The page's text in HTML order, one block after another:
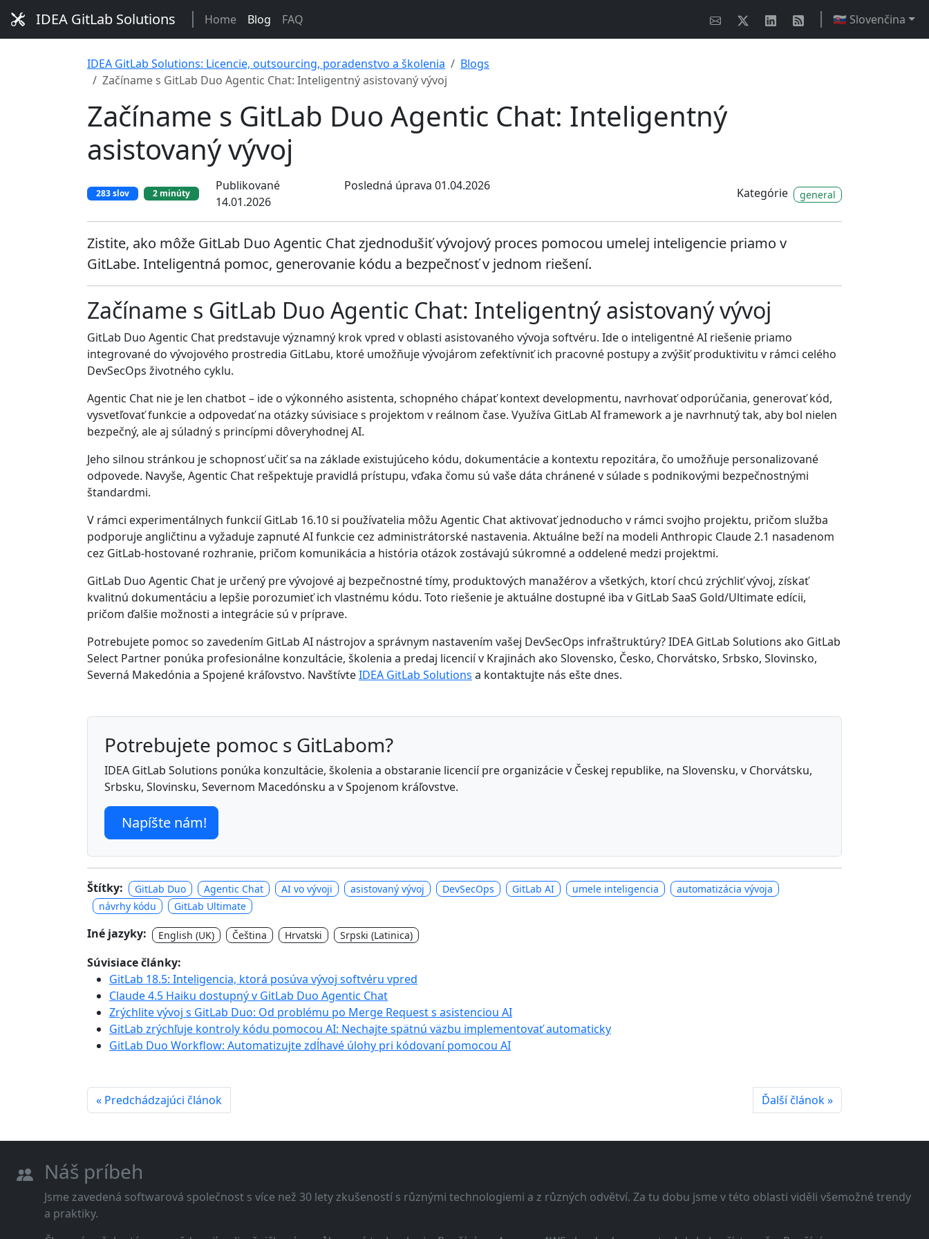
IDEA GitLab Solutions Home Blog FAQ 🇸🇰 Slovenčina
IDEA GitLab Solutions: Licencie, outsourcing, poradenstvo a školenia
Blogs
Začíname s GitLab Duo Agentic Chat: Inteligentný asistovaný vývoj
Začíname s GitLab Duo Agentic Chat: Inteligentný
asistovaný vývoj
283 slov 2 minúty
Publikované
14.01.2026
Posledná úprava 01.04.2026
Kategórie general
Zistite, ako môže GitLab Duo Agentic Chat zjednodušiť vývojový proces pomocou umelej inteligencie priamo v
GitLabe. Inteligentná pomoc, generovanie kódu a bezpečnosť v jednom riešení.
Začíname s GitLab Duo Agentic Chat: Inteligentný asistovaný vývoj
GitLab Duo Agentic Chat predstavuje významný krok vpred v oblasti asistovaného vývoja softvéru. Ide o inteligentné AI riešenie priamo
integrované do vývojového prostredia GitLabu, ktoré umožňuje vývojárom zefektívniť ich pracovné postupy a zvýšiť produktivitu v rámci celého
DevSecOps životného cyklu.
Agentic Chat nie je len chatbot – ide o výkonného asistenta, schopného chápať kontext developmentu, navrhovať odporúčania, generovať kód,
vysvetľovať funkcie a odpovedať na otázky súvisiace s projektom v reálnom čase. Využíva GitLab AI framework a je navrhnutý tak, aby bol nielen
bezpečný, ale aj súladný s princípmi dôveryhodnej AI.
Jeho silnou stránkou je schopnosť učiť sa na základe existujúceho kódu, dokumentácie a kontextu repozitára, čo umožňuje personalizované
odpovede. Navyše, Agentic Chat rešpektuje pravidlá prístupu, vďaka čomu sú vaše dáta chránené v súlade s podnikovými bezpečnostnými
štandardmi.
V rámci experimentálnych funkcií GitLab 16.10 si používatelia môžu Agentic Chat aktivovať jednoducho v rámci svojho projektu, pričom služba
podporuje angličtinu a vyžaduje zapnuté AI funkcie cez administrátorské nastavenia. Aktuálne beží na modeli Anthropic Claude 2.1 nasadenom
cez GitLab-hostované rozhranie, pričom komunikácia a história otázok zostávajú súkromné a oddelené medzi projektmi.
GitLab Duo Agentic Chat je určený pre vývojové aj bezpečnostné tímy, produktových manažérov a všetkých, ktorí chcú zrýchliť vývoj, získať
kvalitnú dokumentáciu a lepšie porozumieť ich vlastnému kódu. Toto riešenie je aktuálne dostupné iba v GitLab SaaS Gold/Ultimate edícii,
pričom ďalšie možnosti a integrácie sú v príprave.
Potrebujete pomoc so zavedením GitLab AI nástrojov a správnym nastavením vašej DevSecOps infraštruktúry? IDEA GitLab Solutions ako GitLab
Select Partner ponúka profesionálne konzultácie, školenia a predaj licencií v Krajinách ako Slovensko, Česko, Chorvátsko, Srbsko, Slovinsko,
Severná Makedónia a Spojené kráľovstvo. NavštívteIDEA GitLab Solutions a kontaktujte nás ešte dnes.
Potrebujete pomoc s GitLabom?
IDEA GitLab Solutions ponúka konzultácie, školenia a obstaranie licencií pre organizácie v Českej republike, na Slovensku, v Chorvátsku,
Srbsku, Slovinsku, Severnom Macedónsku a v Spojenom kráľovstve.
Napíšte nám!
Štítky: GitLab Duo Agentic Chat AI vo vývoji asistovaný vývoj DevSecOps GitLab AI umele inteligencia
automatizácia vývoja
návrhy kódu
GitLab Ultimate
Iné jazyky: English (UK) Čeština Hrvatski Srpski (Latinica)
Súvisiace články:
GitLab 18.5: Inteligencia, ktorá posúva vývoj softvéru vpred
Claude 4.5 Haiku dostupný v GitLab Duo Agentic Chat
Zrýchlite vývoj s GitLab Duo: Od problému po Merge Request s asistenciou AI
GitLab zrýchľuje kontroly kódu pomocou AI: Nechajte spätnú väzbu implementovať automaticky
GitLab Duo Workflow: Automatizujte zdĺhavé úlohy pri kódovaní pomocou AI
« Predchádzajúci článok Ďalší článok »
Náš príbeh
Jsme zavedená softwarová společnost s více než 30 lety zkušeností s různými technologiemi a z různých odvětví. Za tu dobu jsme v této oblasti viděli všemožné trendy
a praktiky.